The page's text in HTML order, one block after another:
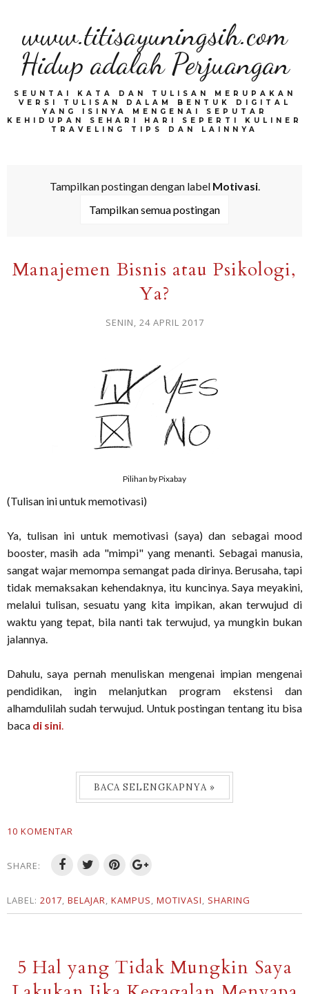
www.titisayuningsih.com
Hidup adalah Perjuangan
SEUNTAI KATA DAN TULISAN MERUPAKAN
VERSI TULISAN DALAM BENTUK DIGITAL
YANG ISINYA MENGENAI SEPUTAR
KEHIDUPAN SEHARI HARI SEPERTI KULINER
TRAVELING TIPS DAN LAINNYA
Tampilkan postingan dengan label Motivasi.
Tampilkan semua postingan
Manajemen Bisnis atau Psikologi,
Ya?
SENIN, 24 APRIL 2017
Pilihan by Pixabay
(Tulisan ini untuk memotivasi)
Ya, tulisan ini untuk memotivasi (saya) dan sebagai mood
booster, masih ada "mimpi" yang menanti. Sebagai manusia,
sangat wajar memompa semangat pada dirinya. Berusaha, tapi
tidak memaksakan kehendaknya, itu kuncinya. Saya meyakini,
melalui tulisan, sesuatu yang kita impikan, akan terwujud di
waktu yang tepat, bila nanti tak terwujud, ya mungkin bukan
jalannya.
Dahulu, saya pernah menuliskan mengenai impian mengenai
pendidikan, ingin melanjutkan program ekstensi dan
alhamdulilah sudah terwujud. Untuk postingan tentang itu bisa
baca di sini.
BACA SELENGKAPNYA »
10 KOMENTAR
SHARE:
LABEL: 2017, BELAJAR, KAMPUS, MOTIVASI, SHARING
5 Hal yang Tidak Mungkin Saya